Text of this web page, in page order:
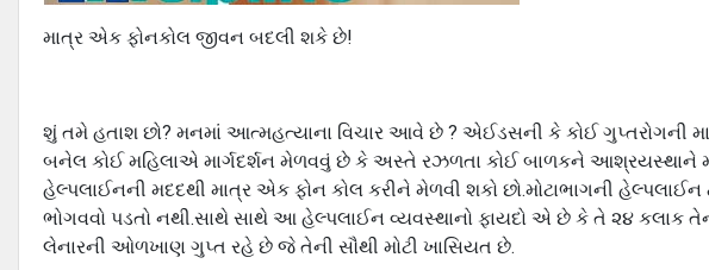
માત્ર એક ફોનકોલ જીવન બદલી શકે છે!
શું તમે હતાશ છો? મનમાં આત્મહત્યાના વિચાર આવે છે ? એઈડસની કે કોઈ ગુપ્તરોગની
બનેલ કોઈ મહિલાએ માર્ગદર્શન મેળવવું છે કે અસ્તે રઝળતા કોઈ બાળકને
હેલ્પલાઈનની મદદથી માત્ર એક ફોન કોલ કરીને મેળવી શકો છો.મોટાભાગની હેલ્પલાઈન
ભોગવવો પડતો નથી.સાથે સાથે આ હેલ્પલાઈન વ્યવસ્થાનો ફાયદો એ છે કે તે ૨૪ કલાક
લેનારની ઓળખાણ ગુપ્ત રહે છે જે તેની સૌથી મોટી ખાસિયત છે.